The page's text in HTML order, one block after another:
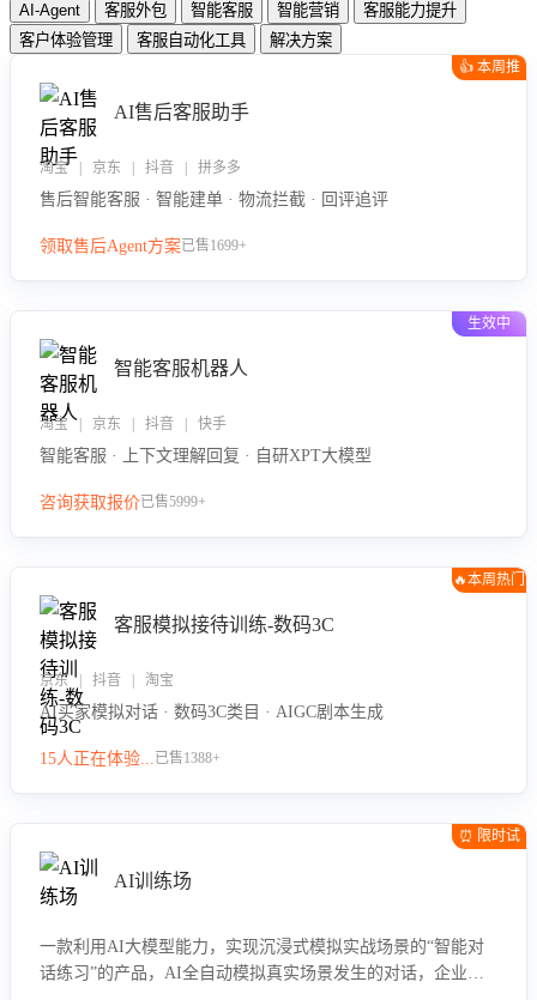
AI-Agent 客服外包 智能客服 智能营销
客服能力提升
客户体验管理
客服自动化工具 解决方案
👍 本周推
AI售后客服助手
淘宝 | 京东 | 抖音 | 拼多多
售后智能客服 · 智能建单 · 物流拦截 · 回评追评
领取售后Agent方案已售1699+
生效中
智能客服机器人
淘宝 | 京东 | 抖音 | 快手
智能客服 · 上下文理解回复 · 自研XPT大模型
咨询获取报价已售5999+
🔥本周热门
客服模拟接待训练-数码3C
京东 | 抖音 | 淘宝
AI买家模拟对话 · 数码3C类目 · AIGC剧本生成
15人正在体验...已售1388+
⏰ 限时试
AI训练场
一款利用AI大模型能力，实现沉浸式模拟实战场景的“智能对
话练习”的产品，AI全自动模拟真实场景发生的对话，企业可